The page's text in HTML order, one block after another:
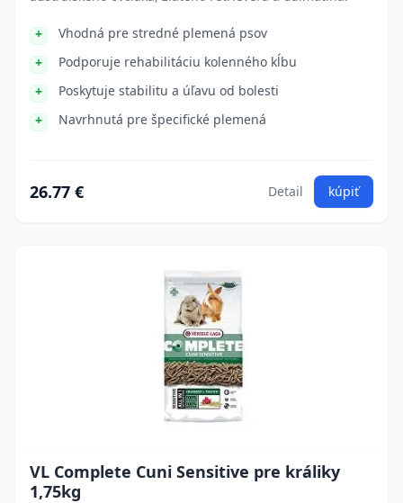
Vhodná pre stredné plemená psov
Podporuje rehabilitáciu kolenného kĺbu
Poskytuje stabilitu a úľavu od bolesti
Navrhnutá pre špecifické plemená
26.77 € Detail kúpiť
VL Complete Cuni Sensitive pre králiky
1,75kg